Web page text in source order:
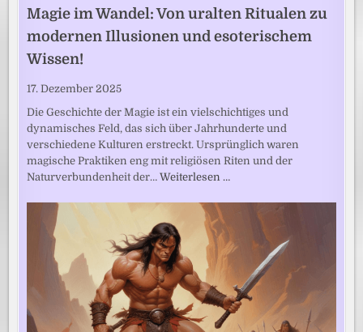
Magie im Wandel: Von uralten Ritualen zu
modernen Illusionen und esoterischem
Wissen!
17. Dezember 2025
Die Geschichte der Magie ist ein vielschichtiges und
dynamisches Feld, das sich über Jahrhunderte und
verschiedene Kulturen erstreckt. Ursprünglich waren
magische Praktiken eng mit religiösen Riten und der
Naturverbundenheit der…Weiterlesen …